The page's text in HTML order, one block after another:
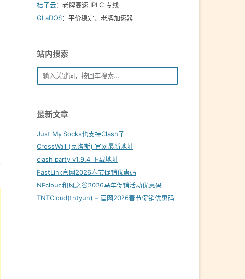
桔子云：老牌高速 IPLC 专线
GLaDOS：平价稳定、老牌加速器
站内搜索
最新文章
Just My Socks也支持Clash了
CrossWall (克洛斯) 官网最新地址
clash party v1.9.4 下载地址
FastLink官网2026春节促销优惠码
NFcloud和风之谷2026马年促销活动优惠码
TNTCloud(tntyun) – 官网2026春节促销优惠码